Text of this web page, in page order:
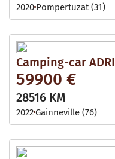
2020 Pompertuzat (31)
Camping-car
59900 €
28516 KM
2022Gainneville (76)